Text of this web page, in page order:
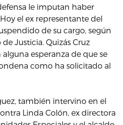
le imputan haber
el ex representante del
de su cargo, según
Justicia. Quizás Cruz
esperanza de que se
como ha solicitado al
también intervino en el
Linda Colón, ex directora